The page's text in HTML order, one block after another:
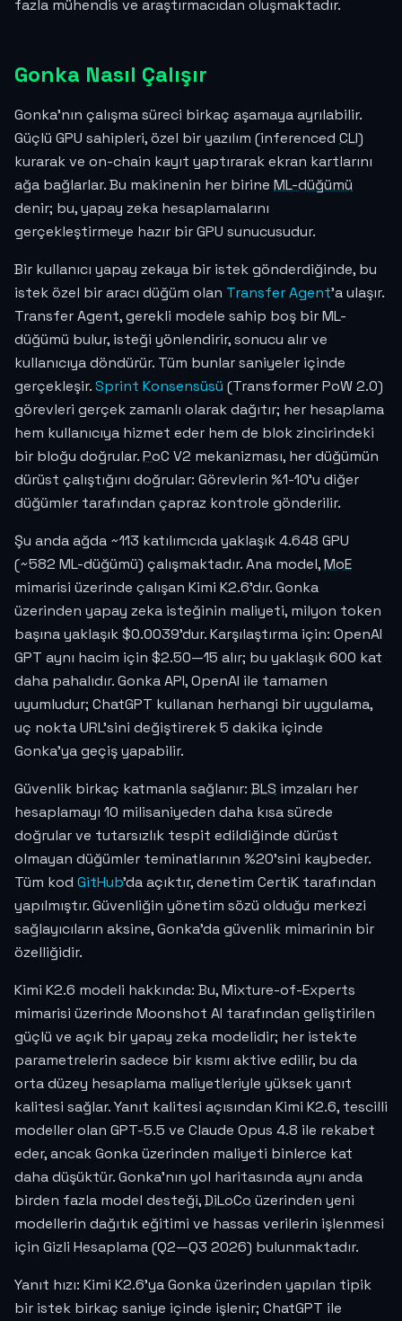
fazla mühendis ve araştırmacıdan oluşmaktadır.
Gonka Nasıl Çalışır
Gonka'nın çalışma süreci birkaç aşamaya ayrılabilir.
Güçlü GPU sahipleri, özel bir yazılım (inferenced CLI)
kurarak ve on-chain kayıt yaptırarak ekran kartlarını
ağa bağlarlar. Bu makinenin her birine ML-düğümü
denir; bu, yapay zeka hesaplamalarını
gerçekleştirmeye hazır bir GPU sunucusudur.
Bir kullanıcı yapay zekaya bir istek gönderdiğinde, bu
istek özel bir aracı düğüm olan Transfer Agent'a ulaşır.
Transfer Agent, gerekli modele sahip boş bir ML-
düğümü bulur, isteği yönlendirir, sonucu alır ve
kullanıcıya döndürür. Tüm bunlar saniyeler içinde
gerçekleşir.Sprint Konsensüsü (Transformer PoW 2.0)
görevleri gerçek zamanlı olarak dağıtır; her hesaplama
hem kullanıcıya hizmet eder hem de blok zincirindeki
bir bloğu doğrular.PoC V2 mekanizması, her düğümün
dürüst çalıştığını doğrular: Görevlerin %1-10'u diğer
düğümler tarafından çapraz kontrole gönderilir.
Şu anda ağda ~113 katılımcıda yaklaşık 4.648 GPU
(~582 ML-düğümü) çalışmaktadır. Ana model,MoE
mimarisi üzerinde çalışan Kimi K2.6'dır. Gonka
üzerinden yapay zeka isteğinin maliyeti, milyon token
başına yaklaşık$0.0039'dur. Karşılaştırma için: OpenAI
GPT aynı hacim için $2.50—15 alır; bu yaklaşık 600 kat
daha pahalıdır. Gonka API, OpenAI ile tamamen
uyumludur; ChatGPT kullanan herhangi bir uygulama,
uç nokta URL'sini değiştirerek 5 dakika içinde
Gonka'ya geçiş yapabilir.
Güvenlik birkaç katmanla sağlanır: BLS imzaları her
hesaplamayı 10 milisaniyeden daha kısa sürede
doğrular ve tutarsızlık tespit edildiğinde dürüst
olmayan düğümler teminatlarının %20'sini kaybeder.
Tüm kod GitHub'da açıktır, denetim CertiK tarafından
yapılmıştır. Güvenliğin yönetim sözü olduğu merkezi
sağlayıcıların aksine, Gonka'da güvenlik mimarinin bir
özelliğidir.
Kimi K2.6 modeli hakkında: Bu, Mixture-of-Experts
mimarisi üzerinde Moonshot AI tarafından geliştirilen
güçlü ve açık bir yapay zeka modelidir; her istekte
parametrelerin sadece bir kısmı aktive edilir, bu da
orta düzey hesaplama maliyetleriyle yüksek yanıt
kalitesi sağlar. Yanıt kalitesi açısından Kimi K2.6, tescilli
modeller olan GPT-5.5 ve Claude Opus 4.8 ile rekabet
eder, ancak Gonka üzerinden maliyeti binlerce kat
daha düşüktür. Gonka'nın yol haritasında aynı anda
birden fazla model desteği,DiLoCo üzerinden yeni
modellerin dağıtık eğitimi ve hassas verilerin işlenmesi
için Gizli Hesaplama (Q2—Q3 2026) bulunmaktadır.
Yanıt hızı: Kimi K2.6'ya Gonka üzerinden yapılan tipik
bir istek birkaç saniye içinde işlenir; ChatGPT ile